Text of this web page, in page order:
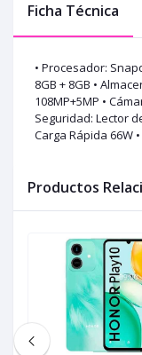
Ficha Técnica
• Procesador:
8GB + 8GB •
108MP+5MP •
Seguridad: Lector
Carga Rápida 66W
Productos